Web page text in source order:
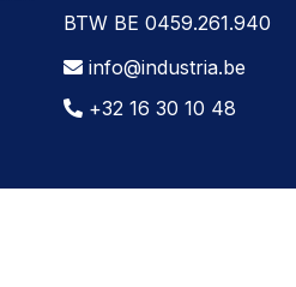
BTW BE 0459.261.940
info@industria.be
+32 16 30 10 48